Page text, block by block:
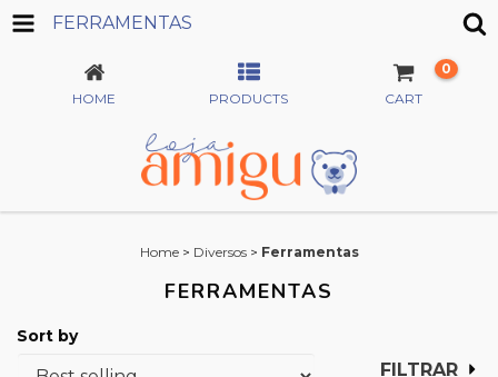
FERRAMENTAS
HOME PRODUCTS CART
0
Home > Diversos > Ferramentas
FERRAMENTAS
Sort by
FILTRAR